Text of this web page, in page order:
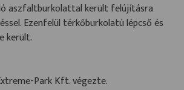
aszfaltburkolattal került felújításra
Ezenfelül térkőburkolatú lépcső és
került.
Park Kft. végezte.